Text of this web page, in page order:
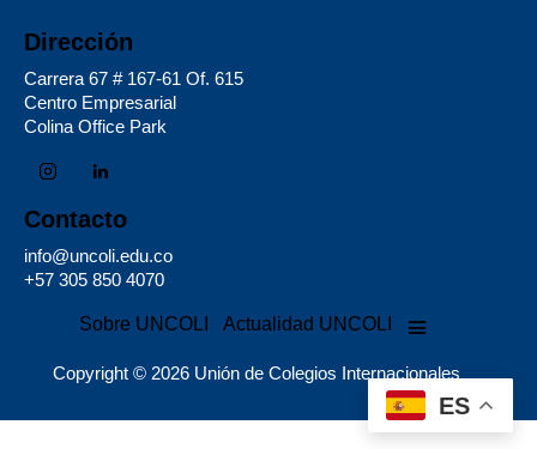
Dirección
Carrera 67 # 167-61 Of. 615
Centro Empresarial
Colina Office Park
Contacto
info@uncoli.edu.co
+57 305 850 4070
Sobre UNCOLI Actualidad UNCOLI
Copyright © 2026 Unión de Colegios Internacionales
ES